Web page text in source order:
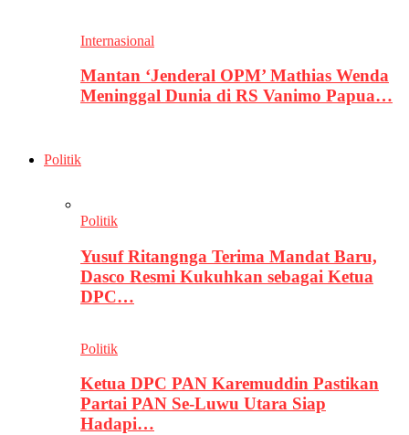
Internasional
Mantan ‘Jenderal OPM’ Mathias Wenda
Meninggal Dunia di RS Vanimo Papua…
Politik
Politik
Yusuf Ritangnga Terima Mandat Baru,
Dasco Resmi Kukuhkan sebagai Ketua
DPC…
Politik
Ketua DPC PAN Karemuddin Pastikan
Partai PAN Se-Luwu Utara Siap
Hadapi…